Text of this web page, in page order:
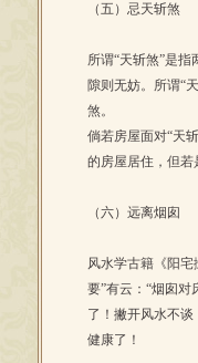
（五）忌天斩煞
所谓“天斩煞”是
隙则无妨。所谓“
煞。
倘若房屋面对“天
的房屋居住，但
（六）远离烟囱
风水学古籍《阳
要”有云：“烟囱
了！撇开风水不
健康了！